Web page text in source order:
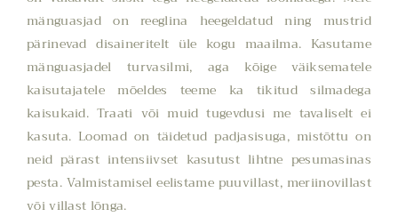
mänguasjad on reeglina heegeldatud ning mustrid
pärinevad disaineritelt üle kogu maailma. Kasutame
mänguasjadel turvasilmi, aga kõige väiksematele
kaisutajatele mõeldes teeme ka tikitud silmadega
kaisukaid. Traati või muid tugevdusi me tavaliselt ei
kasuta. Loomad on täidetud padjasisuga, mistõttu on
neid pärast intensiivset kasutust lihtne pesumasinas
pesta. Valmistamisel eelistame puuvillast, meriinovillast
või villast lõnga.